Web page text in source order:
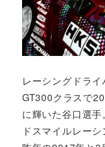
レーシングドラ
GT300クラスで
に輝いた谷口選
ドスマイルレー